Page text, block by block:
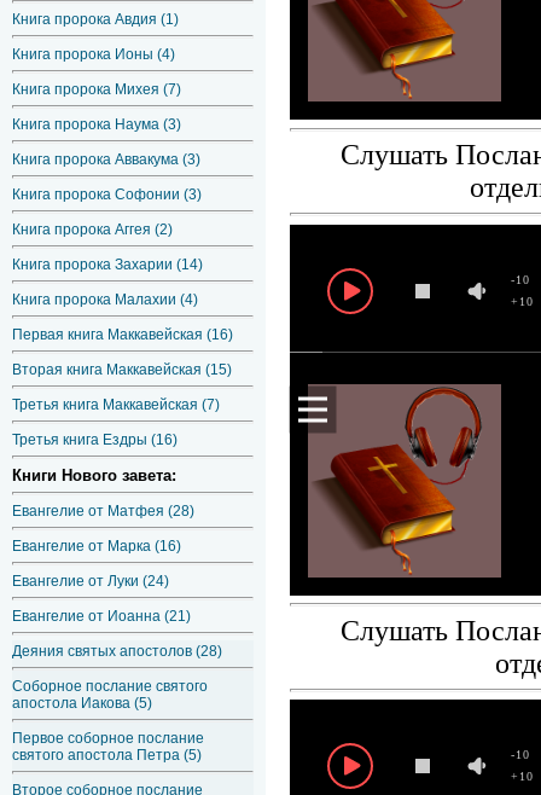
Книга пророка Авдия (1)
Книга пророка Ионы (4)
Книга пророка Михея (7)
Книга пророка Наума (3)
Книга пророка Аввакума (3)
Книга пророка Софонии (3)
Книга пророка Аггея (2)
Книга пророка Захарии (14)
Книга пророка Малахии (4)
Первая книга Маккавейская (16)
Вторая книга Маккавейская (15)
Третья книга Маккавейская (7)
Третья книга Ездры (16)
Книги Нового завета:
Евангелие от Матфея (28)
Евангелие от Марка (16)
Евангелие от Луки (24)
Евангелие от Иоанна (21)
Деяния святых апостолов (28)
Соборное послание святого
апостола Иакова (5)
Первое соборное послание
святого апостола Петра (5)
Второе соборное послание
Слушать
+10
-10
Слушать
+10
-10